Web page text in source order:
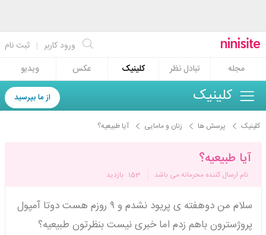
ثبت نام | ورود کاربر
مجله
تبادل نظر کلینیک عکس ویدیو
از ما بپرسید کلینیک
کلینیک پرسش ها زنان و مامایی آیا طبیعیه؟
آیا طبیعیه؟
نام ارسال کننده محرمانه می باشد 153 بازدید
سلام من دوهفته ی پریود نشدم و ۹ روزم هست دوتا آمپول
پروژسترون باهم زدم اما خبری نیست بنظرتون طبیعیه؟